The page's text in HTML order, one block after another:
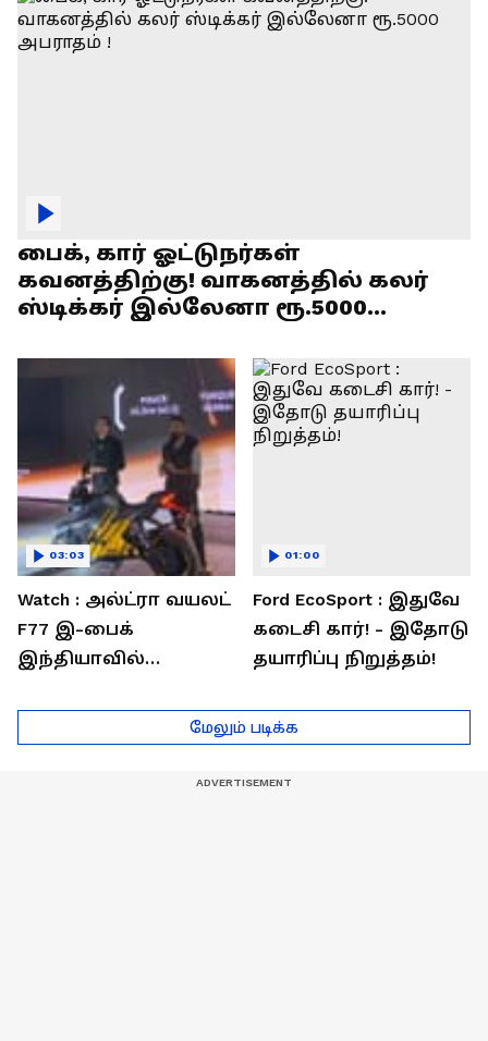
பைக், கார் ஓட்டுநர்கள்
கவனத்திற்கு! வாகனத்தில் கலர்
ஸ்டிக்கர் இல்லேனா ரூ.5000
Watch : அல்ட்ரா வயலட்
F77 இ-பைக்
இந்தியாவில்
சார்ஜில் 307கி.மீ
பயணம்!
03:03
Ford EcoSport : இதுவே
கடைசி கார்! - இதோடு
தயாரிப்பு நிறுத்தம்!
01:00
மேலும் படிக்க